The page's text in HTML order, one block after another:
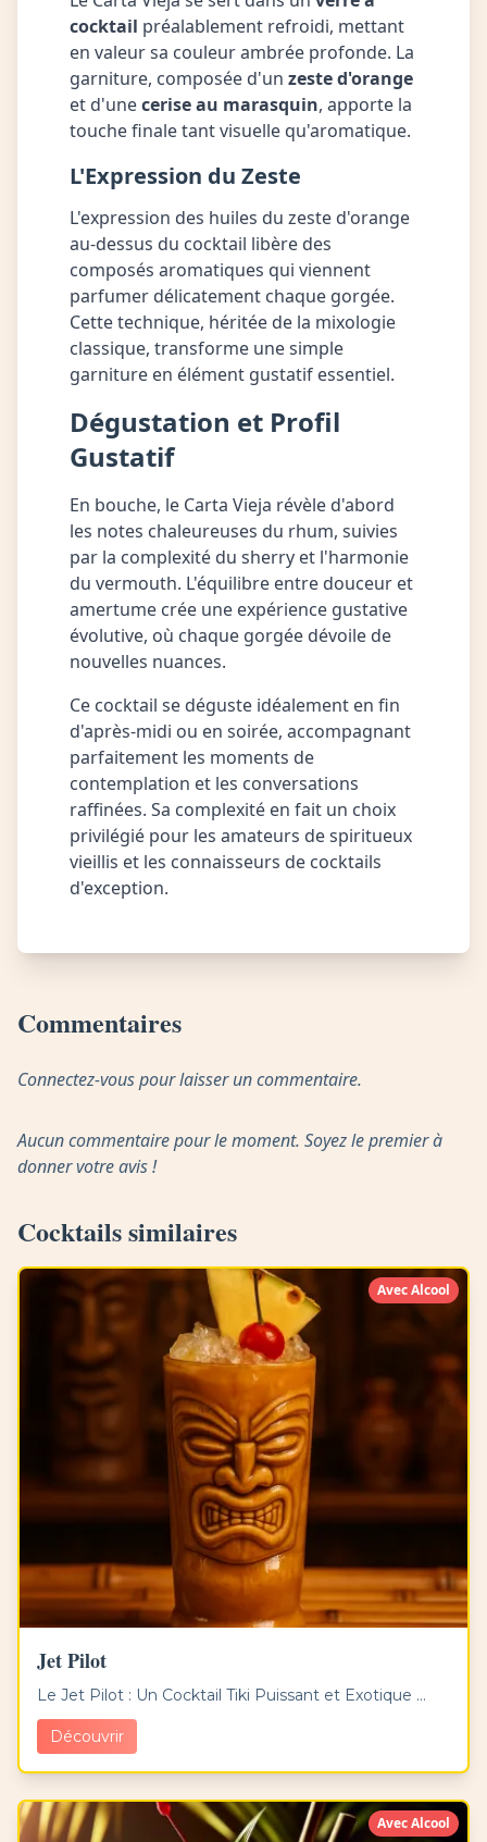
cocktail préalablement refroidi, mettant
en valeur sa couleur ambrée profonde. La
garniture, composée d'un zeste d'orange
et d'unecerise au marasquin, apporte la
touche finale tant visuelle qu'aromatique.
L'Expression du Zeste
L'expression des huiles du zeste d'orange
au-dessus du cocktail libère des
composés aromatiques qui viennent
parfumer délicatement chaque gorgée.
Cette technique, héritée de la mixologie
classique, transforme une simple
garniture en élément gustatif essentiel.
Dégustation et Profil
Gustatif
En bouche, le Carta Vieja révèle d'abord
les notes chaleureuses du rhum, suivies
par la complexité du sherry et l'harmonie
du vermouth. L'équilibre entre douceur et
amertume crée une expérience gustative
évolutive, où chaque gorgée dévoile de
nouvelles nuances.
Ce cocktail se déguste idéalement en fin
d'après-midi ou en soirée, accompagnant
parfaitement les moments de
contemplation et les conversations
raffinées. Sa complexité en fait un choix
privilégié pour les amateurs de spiritueux
vieillis et les connaisseurs de cocktails
d'exception.
Commentaires
Connectez-vous pour laisser un commentaire.
Aucun commentaire pour le moment. Soyez le premier à
donner votre avis !
Cocktails similaires
Avec Alcool
Jet Pilot
Le Jet Pilot : Un Cocktail Tiki Puissant et Exotique ...
Découvrir
Avec Alcool